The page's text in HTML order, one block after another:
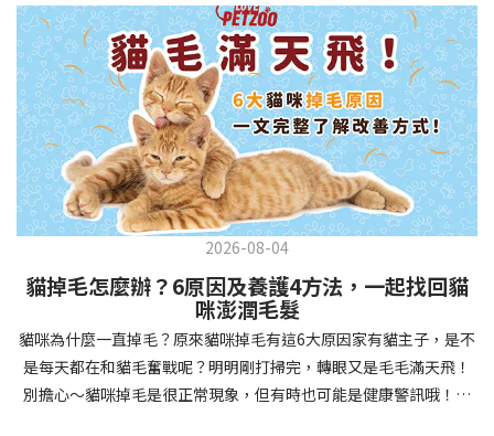
相處中獲得回報狗狗訓練指南，六步驟培養幼犬開始幼犬訓練時，
系統性的方法能帶來最佳效果。從信任建立到習慣養成，每個階段
都至關重要，缺一不可。良好的訓練應循序漸進，把握幼犬成長敏
感期，以積極正向的方式引導。遵循這六個步驟，即使是第一次養
狗的新手，也能輕鬆將調皮的小狗訓練成聽話的好夥伴！建立信任
基礎 幼犬訓練的第一步不是教指令，而是建立信任。剛到新家的幼
犬可能感到緊張不安，給予適當空間適應環境很重要。用溫柔的聲
音交談，提供安全舒適的窩，維持規律的餵食和如廁時間，讓幼犬
感到安心。輕輕撫摸、溫柔擁抱，每天安排固定玩耍時間，這些都
任你後，可開始教導基本指令。從簡單的「坐下」開始，再逐步學
習「趴下」、「等待」和「過來」。每次訓練保持在5-10分鐘內，
避免幼犬注意力分散。使用清晰一致的口令和手勢，成功時立即給
予獎勵和讚美。記住，重複是學習的關鍵，每天多次短時間練習效
果最佳。調整日常行為除了基本指令，幼犬還需學習生活禮儀。如
若超過 24 小時沒改善，建議就醫。血便（帶血絲或黑色糞便） 👉
可能是嚴重腸胃問題，應立即帶去獸醫院！想知道貓咪拉肚子的真
正原因，只要透過 5 個簡單步驟，就能判斷問題嚴重性，決定是否
需要就醫！接下來我們一起來看看該怎麼做吧！🐾 貓咪拉肚子怎麼
辦？5步驟判斷貓咪拉肚子是否需要馬上看醫生貓咪拉肚子的因素與
許多原因有關，更換食物、誤食異物或不乾淨的東西、寄生蟲、其
他疾病。 5 步驟判斷貓咪拉肚子原因，要不要看醫生？當貓咪拉肚
子時，不用慌張！透過以下 5 個步驟，就能快速判斷原因，並決定
是否需要帶去獸醫院。📌 貓咪拉肚子判斷步驟1：觀察糞便的狀態：
糞便質地是關鍵！不同形態代表不同的腸胃狀況📌 貓咪拉肚子判斷
步驟2：回想最近的飲食變化：有沒有突然換飼料或罐頭？ 有沒有吃
到新零食或人類食物？ 是否誤食異物？📌 貓咪拉肚子判斷步驟3：
確認環境與生活作息：最近是否搬家、換貓砂、新成員加入？ 天氣
是否有變化？ 飼主是否長時間外出？📌 貓咪拉肚子判斷步驟4：觀
察貓咪的精神與食慾：貓咪精神好嗎？、食慾是否正常？，可先觀
2026-08-04
貓掉毛怎麼辦？6原因及養護4方法，一起找回貓
咪澎潤毛髮
貓咪為什麼一直掉毛？原來貓咪掉毛有這6大原因家有貓主子，是不
是每天都在和貓毛奮戰呢？明明剛打掃完，轉眼又是毛毛滿天飛！
別擔心～貓咪掉毛是很正常現象，但有時也可能是健康警訊哦！以